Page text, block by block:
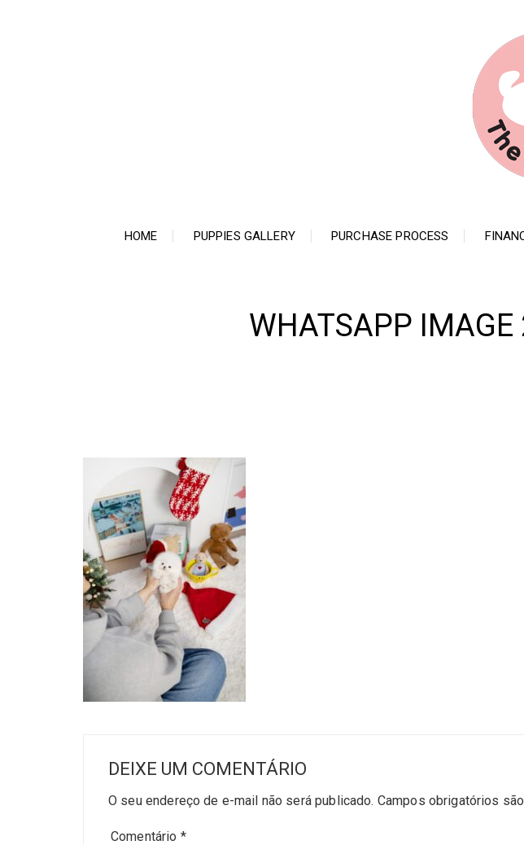
HOME PUPPIES GALLERY PURCHASE PROCESS
WHATSAPP
DEIXE UM COMENTÁRIO
O seu endereço de e-mail não será publicado. Campos obrigatórios
Comentário *